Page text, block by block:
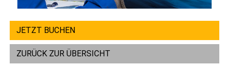
JETZT BUCHEN
ZURÜCK ZUR ÜBERSICHT